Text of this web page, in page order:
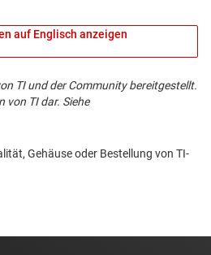
auf Englisch anzeigen
TI und der Community bereitgestellt.
von TI dar. Siehe
Gehäuse oder Bestellung von TI-